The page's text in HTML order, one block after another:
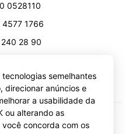
0528110
1766
28 90
Kyprianou,Lárnaca 6051
semelhantes
direcionar anúncios e
a usabilidade da
ou alterando as
concorda com os